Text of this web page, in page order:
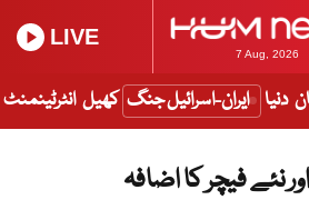
7 Aug, 2026
LIVE
دنیا ایران-اسرائیل جنگ کھیل انٹرٹینمنٹ
نئے فیچر کا اضافہ